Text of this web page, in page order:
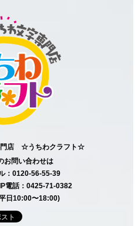
門店 ☆うちわクラフト☆
お問い合わせは
：0120-56-55-39
電話：0425-71-0382
日10:00〜18:00)